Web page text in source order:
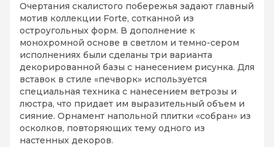
Очертания скалистого побережья задают главный
мотив коллекции Forte, сотканной из
остроугольных форм. В дополнение к
монохромной основе в светлом и темно-сером
исполнениях были сделаны три варианта
декорированной базы с нанесением рисунка. Для
вставок в стиле «печворк» используется
специальная техника с нанесением ветрозы и
люстра, что придает им выразительный объем и
сияние. Орнамент напольной плитки «собран» из
осколков, повторяющих тему одного из
настенных декоров.